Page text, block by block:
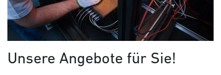
Unsere Angebote für Sie!